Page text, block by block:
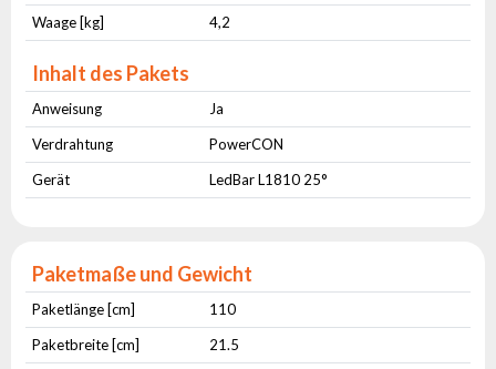
Waage [kg]
4,2
Inhalt des Pakets
Anweisung
Ja
Verdrahtung
PowerCON
Gerät
LedBar L1810 25°
Paketmaße und Gewicht
Paketlänge [cm]
110
Paketbreite [cm]
21.5